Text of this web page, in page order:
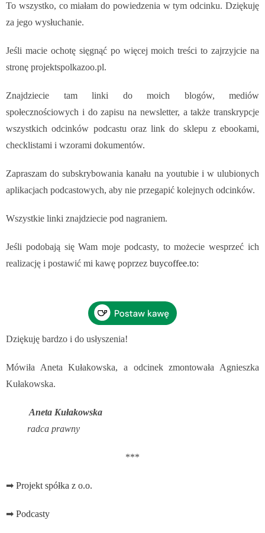
To wszystko, co miałam do powiedzenia w tym odcinku. Dziękuję
za jego wysłuchanie.
Jeśli macie ochotę sięgnąć po więcej moich treści to zajrzyjcie na
stronę projektspolkazoo.pl.
Znajdziecie tam linki do moich blogów, mediów
społecznościowych i do zapisu na newsletter, a także transkrypcje
wszystkich odcinków podcastu oraz link do sklepu z ebookami,
checklistami i wzorami dokumentów.
Zapraszam do subskrybowania kanału na youtubie i w ulubionych
aplikacjach podcastowych, aby nie przegapić kolejnych odcinków.
Wszystkie linki znajdziecie pod nagraniem.
Jeśli podobają się Wam moje podcasty, to możecie wesprzeć ich
realizację i postawić mi kawę poprzez buycoffee.to:
Dziękuję bardzo i do usłyszenia!
Mówiła Aneta Kułakowska, a odcinek zmontowała Agnieszka
Kułakowska.
Aneta Kułakowska
radca prawny
***
➡ Projekt spółka z o.o.
➡ Podcasty